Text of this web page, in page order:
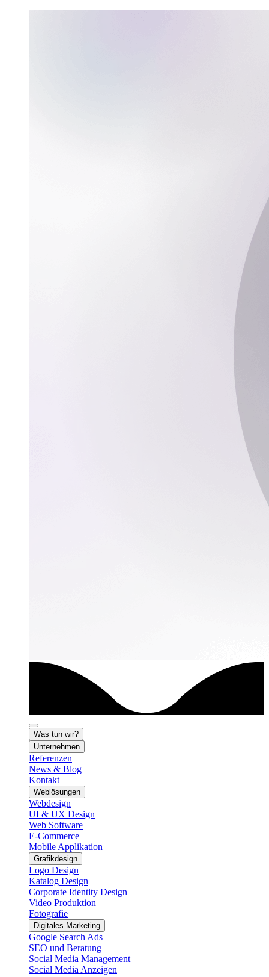
Was tun wir?
Unternehmen
Referenzen
News & Blog
Kontakt
Weblösungen
Webdesign
UI & UX Design
Web Software
E-Commerce
Mobile Applikation
Grafikdesign
Logo Design
Katalog Design
Corporate Identity Design
Video Produktion
Fotografie
Digitales Marketing
Google Search Ads
SEO und Beratung
Social Media Management
Social Media Anzeigen